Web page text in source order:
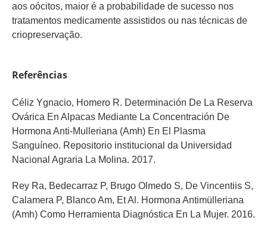
aos oócitos, maior é a probabilidade de sucesso nos
tratamentos medicamente assistidos ou nas técnicas de
criopreservação.
Referências
Céliz Ygnacio, Homero R. Determinación De La Reserva
Ovárica En Alpacas Mediante La Concentración De
Hormona Anti-Mulleriana (Amh) En El Plasma
Sanguíneo. Repositorio institucional da Universidad
Nacional Agraria La Molina. 2017.
Rey Ra, Bedecarraz P, Brugo Olmedo S, De Vincentiis S,
Calamera P, Blanco Am, Et Al. Hormona Antimülleriana
(Amh) Como Herramienta Diagnóstica En La Mujer. 2016.